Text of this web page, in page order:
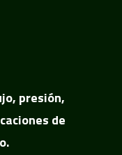
presión,
de